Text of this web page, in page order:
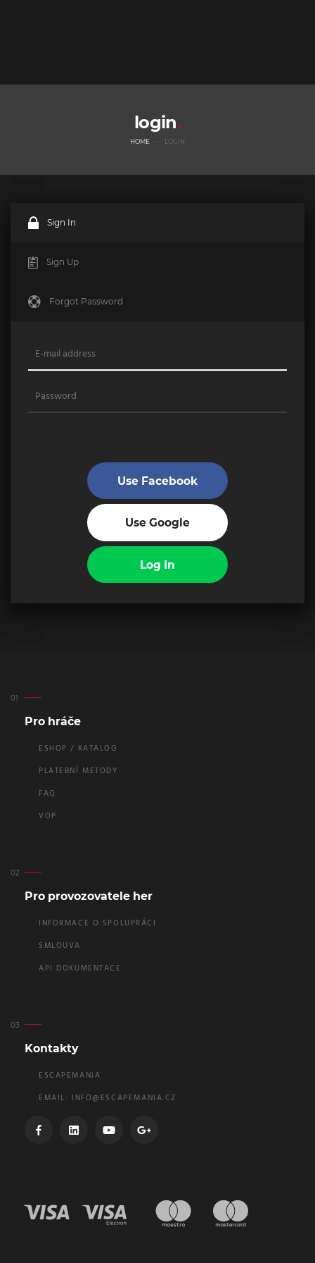
login
HOME LOGIN
Sign In
Sign Up
Forgot Password
Use Google
Use Facebook
Pro hráče
ESHOP / KATALOG
PLATEBNÍ METODY
FAQ
VOP
Pro provozovatele her
INFORMACE O SPOLUPRÁCI
SMLOUVA
API DOKUMENTACE
Kontakty
ESCAPEMANIA
EMAIL: INFO@ESCAPEMANIA.CZ